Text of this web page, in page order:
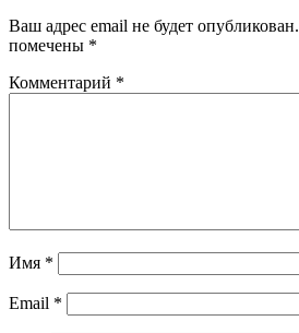
Ваш адрес email не будет опубликован.
помечены *
Комментарий *
Имя *
Email *